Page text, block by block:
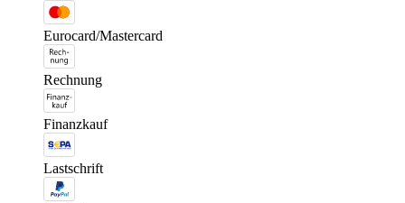
Eurocard/Mastercard
Rechnung
Finanzkauf
Lastschrift